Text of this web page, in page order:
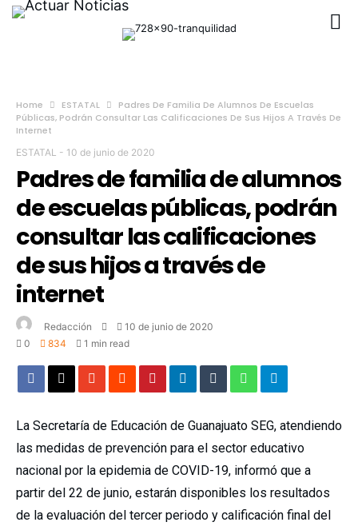
Home ESTATAL
Padres De Familia De Alumnos De Escuelas
Públicas, Podrán Consultar Las Calificaciones De Sus Hijos A Través De
Internet
ESTATAL - 10 de junio de 2020
Padres de familia de alumnos
de escuelas públicas, podrán
consultar las calificaciones
de sus hijos a través de
internet
Redacción
10 de junio de 2020
0
834 1 min read
La Secretaría de Educación de Guanajuato SEG, atendiendo
las medidas de prevención para el sector educativo
nacional por la epidemia de COVID-19, informó que a
partir del 22 de junio, estarán disponibles los resultados
de la evaluación del tercer periodo y calificación final del